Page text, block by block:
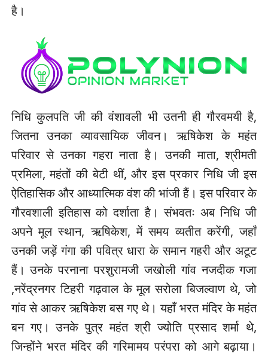
है।
निधि कुलपति जी की वंशावली भी उतनी ही गौरवमयी है,
जितना उनका व्यावसायिक जीवन। ऋषिकेश के महंत
परिवार से उनका गहरा नाता है। उनकी माता, श्रीमती
प्रमिला, महंतों की बेटी थीं, और इस प्रकार निधि जी इस
ऐतिहासिक और आध्यात्मिक वंश की भांजी हैं। इस परिवार के
गौरवशाली इतिहास को दर्शाता है। संभवतः अब निधि जी
अपने मूल स्थान, ऋषिकेश, में समय व्यतीत करेंगी, जहाँ
उनकी जड़ें गंगा की पवित्र धारा के समान गहरी और अटूट
हैं। उनके परनाना परशुरामजी जखोली गांव नजदीक गजा
,नरेंद्रनगर टिहरी गढ़वाल के मूल सरोला बिजल्वाण थे, जो
गांव से आकर ऋषिकेश बस गए थे। यहाँ भरत मंदिर के महंत
बन गए। उनके पुत्र महंत श्री ज्योति प्रसाद शर्मा थे,
जिन्होंने भरत मंदिर की गरिमामय परंपरा को आगे बढ़ाया।